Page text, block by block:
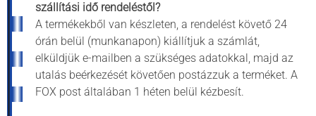
szállítási idő rendeléstől?
A termékekből van készleten, a rendelést követő 24
órán belül (munkanapon) kiállítjuk a számlát,
elküldjük e-mailben a szükséges adatokkal, majd az
utalás beérkezését követően postázzuk a terméket. A
FOX post általában 1 héten belül kézbesít.